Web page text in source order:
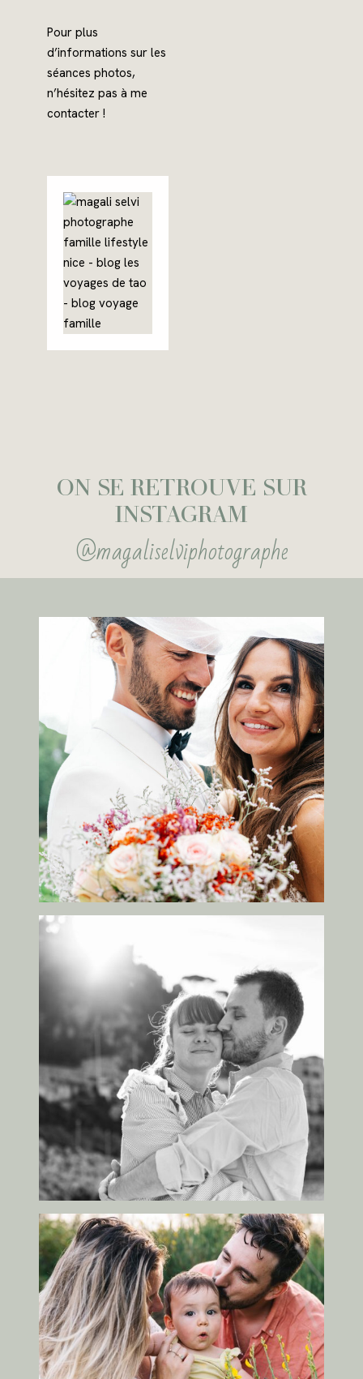
Pour plus
d’informations sur les
séances photos,
n’hésitez pas à me
contacter !
ON SE RETROUVE SUR
INSTAGRAM
@magaliselviphotographe